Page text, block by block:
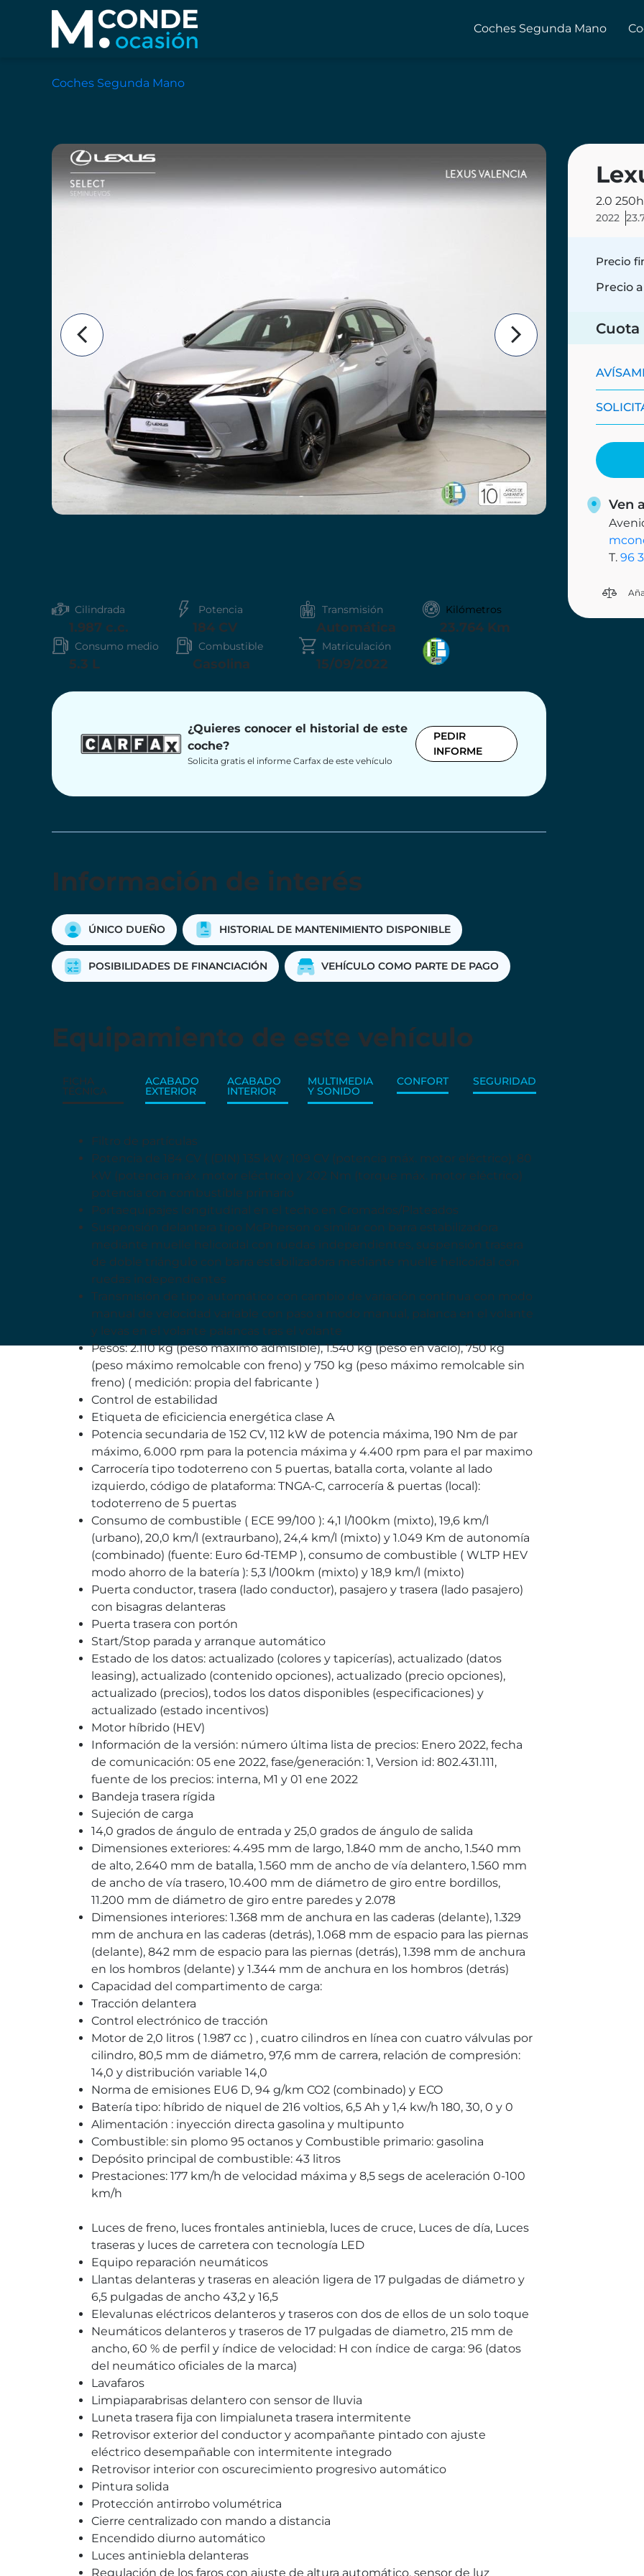
Coches Segunda Mano
Coches Segunda Mano
2.0
2022
Precio
Precio
Cuota
Ven
T. 96
Cilindrada
1.987 c.c.
Potencia
184 CV
Transmisión
Automática
Kilómetros
23.764 Km
Consumo medio
5.3 L
Combustible
Gasolina
Matriculación
15/09/2022
¿Quieres conocer el historial de este
coche?
Solicita gratis el informe Carfax de este vehículo
PEDIR
INFORME
Información de interés
ÚNICO DUEÑO HISTORIAL DE MANTENIMIENTO DISPONIBLE
POSIBILIDADES DE FINANCIACIÓN VEHÍCULO COMO PARTE DE PAGO
Equipamiento de este vehículo
FICHA
TÉCNICA
Filtro de partículas
Potencia de 184 CV ( (DIN) 135 kW ; 109 CV (potencia máx. motor eléctrico), 80
kW (potencia máx. motor eléctrico) y 202 Nm (torque máx. motor eléctrico)
potencia con combustible primario
Portaequipajes longitudinal en el techo en Cromados/Plateados
Suspensión delantera tipo McPherson o similar con barra estabilizadora
mediante muelle helicoidal con ruedas independientes, suspensión trasera
de doble triángulo con barra estabilizadora mediante muelle helicoidal con
ruedas independientes
Transmisión de tipo automático con cambio de variación contínua con modo
manual de velocidad variable con paso a modo manual, palanca en el volante
y levas en el volante palancas tras el volante
Pesos: 2.110 kg (peso máximo admisible), 1.540 kg (peso en vacío), 750 kg
(peso máximo remolcable con freno) y 750 kg (peso máximo remolcable sin
freno) ( medición: propia del fabricante )
Control de estabilidad
Etiqueta de eficiciencia energética clase A
Potencia secundaria de 152 CV, 112 kW de potencia máxima, 190 Nm de par
máximo, 6.000 rpm para la potencia máxima y 4.400 rpm para el par maximo
Carrocería tipo todoterreno con 5 puertas, batalla corta, volante al lado
izquierdo, código de plataforma: TNGA-C, carrocería & puertas (local):
todoterreno de 5 puertas
Consumo de combustible ( ECE 99/100 ): 4,1 l/100km (mixto), 19,6 km/l
(urbano), 20,0 km/l (extraurbano), 24,4 km/l (mixto) y 1.049 Km de autonomía
(combinado) (fuente: Euro 6d-TEMP ), consumo de combustible ( WLTP HEV
modo ahorro de la batería ): 5,3 l/100km (mixto) y 18,9 km/l (mixto)
Puerta conductor, trasera (lado conductor), pasajero y trasera (lado pasajero)
con bisagras delanteras
Puerta trasera con portón
Start/Stop parada y arranque automático
Estado de los datos: actualizado (colores y tapicerías), actualizado (datos
leasing), actualizado (contenido opciones), actualizado (precio opciones),
actualizado (precios), todos los datos disponibles (especificaciones) y
actualizado (estado incentivos)
Motor híbrido (HEV)
Información de la versión: número última lista de precios: Enero 2022, fecha
de comunicación: 05 ene 2022, fase/generación: 1, Version id: 802.431.111,
fuente de los precios: interna, M1 y 01 ene 2022
Bandeja trasera rígida
Sujeción de carga
14,0 grados de ángulo de entrada y 25,0 grados de ángulo de salida
Dimensiones exteriores: 4.495 mm de largo, 1.840 mm de ancho, 1.540 mm
de alto, 2.640 mm de batalla, 1.560 mm de ancho de vía delantero, 1.560 mm
de ancho de vía trasero, 10.400 mm de diámetro de giro entre bordillos,
11.200 mm de diámetro de giro entre paredes y 2.078
Dimensiones interiores: 1.368 mm de anchura en las caderas (delante), 1.329
mm de anchura en las caderas (detrás), 1.068 mm de espacio para las piernas
(delante), 842 mm de espacio para las piernas (detrás), 1.398 mm de anchura
en los hombros (delante) y 1.344 mm de anchura en los hombros (detrás)
Capacidad del compartimento de carga:
Tracción delantera
Control electrónico de tracción
Motor de 2,0 litros ( 1.987 cc ) , cuatro cilindros en línea con cuatro válvulas por
cilindro, 80,5 mm de diámetro, 97,6 mm de carrera, relación de compresión:
14,0 y distribución variable 14,0
Norma de emisiones EU6 D, 94 g/km CO2 (combinado) y ECO
Batería tipo: híbrido de niquel de 216 voltios, 6,5 Ah y 1,4 kw/h 180, 30, 0 y 0
Alimentación : inyección directa gasolina y multipunto
Combustible: sin plomo 95 octanos y Combustible primario: gasolina
Depósito principal de combustible: 43 litros
Prestaciones: 177 km/h de velocidad máxima y 8,5 segs de aceleración 0-100
km/h
ACABADO
EXTERIOR
Luces de freno, luces frontales antiniebla, luces de cruce, Luces de día, Luces
traseras y luces de carretera con tecnología LED
Equipo reparación neumáticos
Llantas delanteras y traseras en aleación ligera de 17 pulgadas de diámetro y
6,5 pulgadas de ancho 43,2 y 16,5
Elevalunas eléctricos delanteros y traseros con dos de ellos de un solo toque
Neumáticos delanteros y traseros de 17 pulgadas de diametro, 215 mm de
ancho, 60 % de perfil y índice de velocidad: H con índice de carga: 96 (datos
del neumático oficiales de la marca)
Lavafaros
Limpiaparabrisas delantero con sensor de lluvia
Luneta trasera fija con limpialuneta trasera intermitente
Retrovisor exterior del conductor y acompañante pintado con ajuste
eléctrico desempañable con intermitente integrado
Retrovisor interior con oscurecimiento progresivo automático
Pintura solida
Protección antirrobo volumétrica
Cierre centralizado con mando a distancia
Encendido diurno automático
Luces antiniebla delanteras
Regulación de los faros con ajuste de altura automático, sensor de luz
ACABADO
INTERIOR
MULTIMEDIA
Y SONIDO
CONFORT SEGURIDAD